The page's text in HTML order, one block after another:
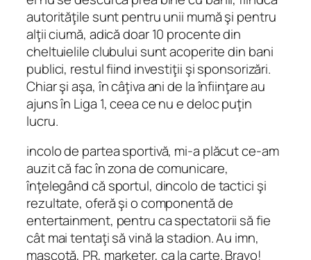
autorităţile sunt pentru unii mumă şi pentru
alţii ciumă, adică doar 10 procente din
cheltuielile clubului sunt acoperite din bani
publici, restul fiind investiţii şi sponsorizări.
Chiar şi aşa, în câţiva ani de la înfiinţare au
ajuns în Liga 1, ceea ce nu e deloc puţin
lucru.
incolo de partea sportivă, mi-a plăcut ce-am
auzit că fac în zona de comunicare,
înţelegând că sportul, dincolo de tactici şi
rezultate, oferă şi o componentă de
entertainment, pentru ca spectatorii să fie
cât mai tentaţi să vină la stadion. Au imn,
mascotă, PR, marketer, ca la carte. Bravo!